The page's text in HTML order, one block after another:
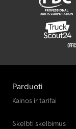
Parduoti
Kainos ir tarifai
Skelbti skelbimus